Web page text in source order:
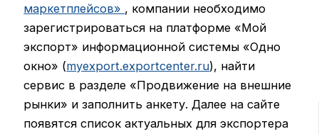
маркетплейсов» , компании необходимо
зарегистрироваться на платформе «Мой
экспорт» информационной системы «Одно
окно» (myexport.exportcenter.ru), найти
сервис в разделе «Продвижение на внешние
рынки» и заполнить анкету. Далее на сайте
появятся список актуальных для экспортера